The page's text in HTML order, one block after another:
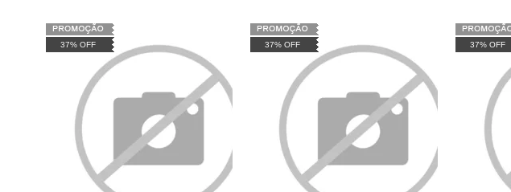
37% OFF 37% OFF 37% OFF